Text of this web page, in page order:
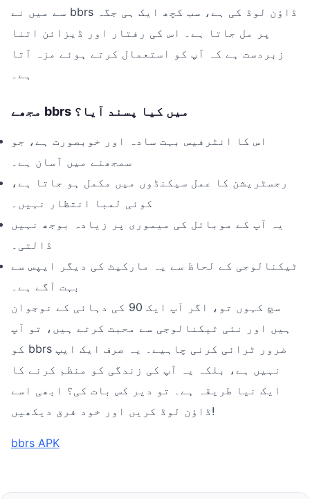
سے میں نے bbrs ڈاؤن لوڈ کی ہے، سب کچھ ایک ہی جگہ
پر مل جاتا ہے۔ اس کی رفتار اور ڈیزائن اتنا
زبردست ہے کہ آپ کو استعمال کرتے ہوئے مزہ آتا
ہے۔
مجھے bbrs میں کیا پسند آیا؟
اس کا انٹرفیس بہت سادہ اور خوبصورت ہے، جو
سمجھنے میں آسان ہے۔
رجسٹریشن کا عمل سیکنڈوں میں مکمل ہو جاتا ہے،
کوئی لمبا انتظار نہیں۔
یہ آپ کے موبائل کی میموری پر زیادہ بوجھ نہیں
ڈالتی۔
ٹیکنالوجی کے لحاظ سے یہ مارکیٹ کی دیگر ایپس سے
بہت آگے ہے۔
سچ کہوں تو، اگر آپ ایک 90 کی دہائی کے نوجوان
ہیں اور نئی ٹیکنالوجی سے محبت کرتے ہیں، تو آپ
کو bbrs ضرور ٹرائی کرنی چاہیے۔ یہ صرف ایک ایپ
نہیں ہے، بلکہ یہ آپ کی زندگی کو منظم کرنے کا
ایک نیا طریقہ ہے۔ تو دیر کس بات کی؟ ابھی اسے
ڈاؤن لوڈ کریں اور خود فرق دیکھیں!
bbrs APK